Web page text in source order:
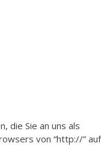
die Sie an uns als
von “http://” auf